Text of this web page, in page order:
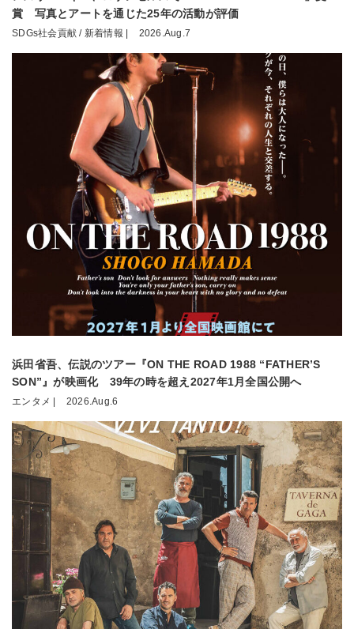
賞 写真とアートを通じた25年の活動が評価
SDGs社会貢献 / 新着情報 | 2026.Aug.7
浜田省吾、伝説のツアー『ON THE ROAD 1988 “FATHER’S
SON”』が映画化 39年の時を超え2027年1月全国公開へ
エンタメ | 2026.Aug.6